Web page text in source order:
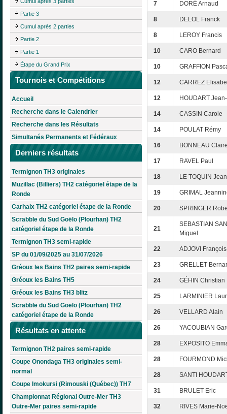
Partie 3
Cumul après 2 parties
Partie 2
Partie 1
Étape du Grand Prix
Tournois et Compétitions
Accueil
Recherche dans le Calendrier
Recherche dans les Résultats
Simultanés Permanents et Fédéraux
Derniers résultats
Termignon TH3 originales
Muzillac (Billiers) TH2 catégoriel étape de la
Ronde
Carhaix TH2 catégoriel étape de la Ronde
Scrabble du Sud Goëlo (Plourhan) TH2
catégoriel étape de la Ronde
Termignon TH3 semi-rapide
SP du 01/09/2025 au 31/07/2026
Gréoux les Bains TH2 paires semi-rapide
Gréoux les Bains TH5
Gréoux les Bains TH3 blitz
Scrabble du Sud Goëlo (Plourhan) TH2
catégoriel étape de la Ronde
Résultats en attente
Termignon TH2 paires semi-rapide
Coupe Onondaga TH3 originales semi-
normal
Coupe Imokursi (Rimouski (Québec)) TH7
Championnat Régional Outre-Mer TH3
Outre-Mer paires semi-rapide
7 DORÉ Arnaud
8 DELOL Franck
8 LEROY Francis
10 CARO Bernard
10 GRAFFION
12 CARREZ
12 HOUDART
14 CASSIN Carole
14 POULAT Rémy
16 BONNEAU
17 RAVEL Paul
18 LE TOQUIN
19 GRIMAL
20 SPRINGER
21
SEBASTIAN
Miguel
22 ADJOVI
23 GRELLET
24 GÉHIN Christian
25 LARMINIER
26 VELLARD Alain
26 YACOUBIAN
28 EXPOSITO
28 FOURMOND
28 SANTI
31 BRULET Eric
32 RIVES Marie-